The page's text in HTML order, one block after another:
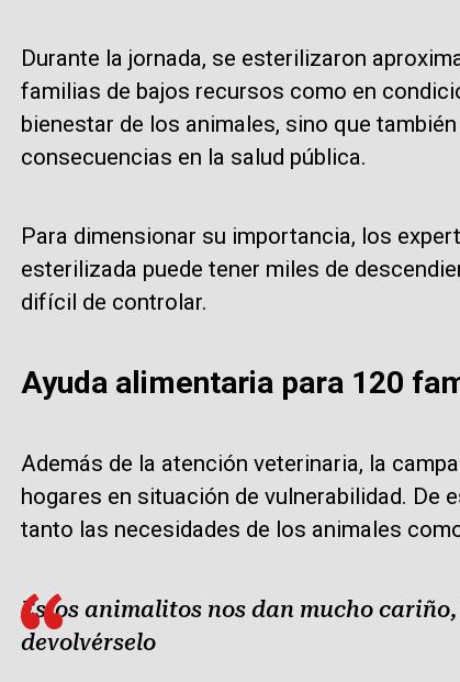
Durante la jornada, se esterilizaron
familias de bajos recursos como en
bienestar de los animales, sino que
consecuencias en la salud pública.
Para dimensionar su importancia, los
esterilizada puede tener miles de
difícil de controlar.
Ayuda alimentaria para 120
Además de la atención veterinaria, la
hogares en situación de vulnerabilidad. De
tanto las necesidades de los animales
Estos animalitos nos dan mucho cariño,
devolvérselo